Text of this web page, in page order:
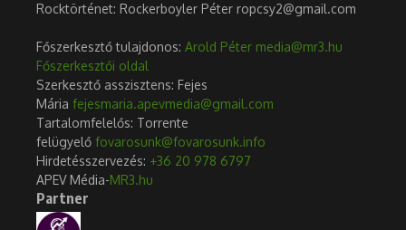
Rocktörténet: Rockerboyler Péter ropcsy2@gmail.com
Főszerkesztő tulajdonos: Arold Péter media@mr3.hu
Főszerkesztői oldal
Szerkesztő asszisztens: Fejes
Mária fejesmaria.apevmedia@gmail.com
Tartalomfelelős: Torrente
felügyelő fovarosunk@fovarosunk.info
Hirdetésszervezés: +36 20 978 6797
APEV Média-MR3.hu
Partner